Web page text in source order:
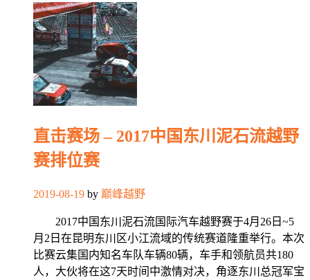
直击赛场 – 2017中国东川泥石流越野
赛排位赛
2019-08-19 by 巅峰越野
2017中国东川泥石流国际汽车越野赛于4月26日~5
月2日在昆明东川区小江流域的传统赛道隆重举行。本次
比赛云集国内知名车队车辆80辆，车手和领航员共180
人，大伙将在这7天时间中激情对决，角逐东川总冠军宝